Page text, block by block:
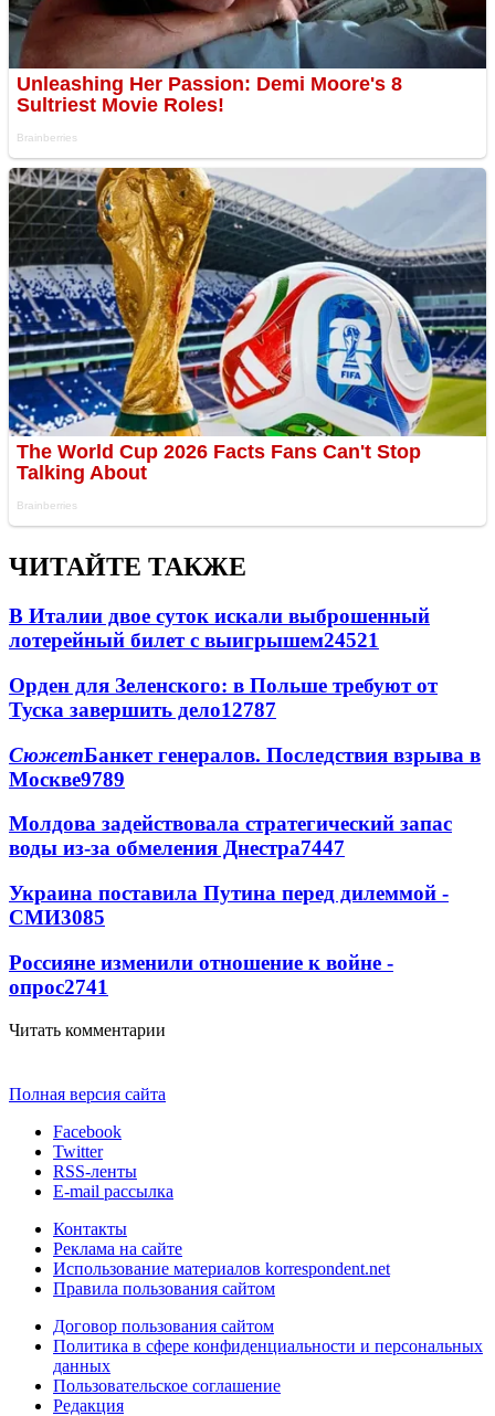
ЧИТАЙТЕ ТАКЖЕ
В Италии двое суток искали выброшенный
лотерейный билет с выигрышем24521
Орден для Зеленского: в Польше требуют от
Туска завершить дело12787
СюжетБанкет генералов. Последствия взрыва в
Москве9789
Молдова задействовала стратегический запас
воды из-за обмеления Днестра7447
Украина поставила Путина перед дилеммой -
СМИ3085
Россияне изменили отношение к войне -
опрос2741
Читать комментарии
Полная версия сайта
Facebook
Twitter
RSS-ленты
E-mail рассылка
Контакты
Реклама на сайте
Использование материалов korrespondent.net
Правила пользования сайтом
Договор пользования сайтом
Политика в сфере конфиденциальности и персональных
данных
Пользовательское соглашение
Редакция